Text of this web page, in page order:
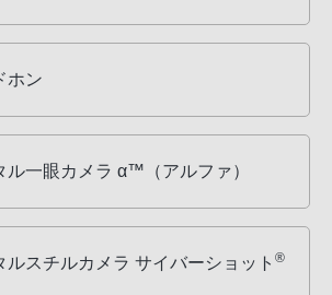
ホン
ル一眼カメラ α™（アルファ）
ルスチルカメラ サイバーショット ®